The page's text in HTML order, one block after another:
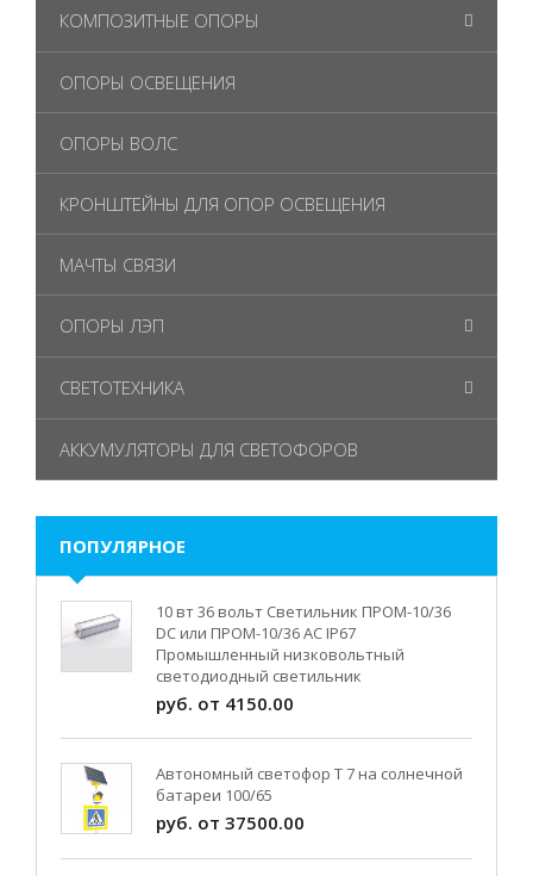
КОМПОЗИТНЫЕ ОПОРЫ
ОПОРЫ ОСВЕЩЕНИЯ
ОПОРЫ ВОЛС
КРОНШТЕЙНЫ ДЛЯ ОПОР ОСВЕЩЕНИЯ
МАЧТЫ СВЯЗИ
ОПОРЫ ЛЭП
СВЕТОТЕХНИКА
АККУМУЛЯТОРЫ ДЛЯ СВЕТОФОРОВ
ПОПУЛЯРНОЕ
10 вт 36 вольт Светильник ПРОМ-10/36
DC или ПРОМ-10/36 AC IP67
Промышленный низковольтный
светодиодный светильник
руб. от 4150.00
Автономный светофор Т 7 на солнечной
батареи 100/65
руб. от 37500.00